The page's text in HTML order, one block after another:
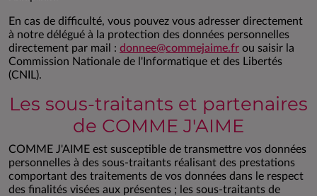
En cas de difficulté, vous pouvez vous adresser directement
à notre délégué à la protection des données personnelles
directement par mail : donnee@commejaime.fr ou saisir la
Commission Nationale de l'Informatique et des Libertés
(CNIL).
Les sous-traitants et partenaires
de COMME J'AIME
COMME J'AIME est susceptible de transmettre vos données
personnelles à des sous-traitants réalisant des prestations
comportant des traitements de vos données dans le respect
des finalités visées aux présentes ; les sous-traitants de